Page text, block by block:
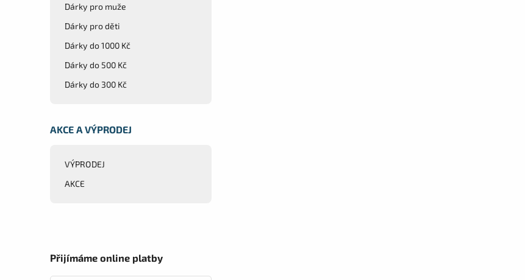
Dárky pro muže
Dárky pro děti
Dárky do 1000 Kč
Dárky do 500 Kč
Dárky do 300 Kč
AKCE A VÝPRODEJ
VÝPRODEJ
AKCE
Přijímáme online platby